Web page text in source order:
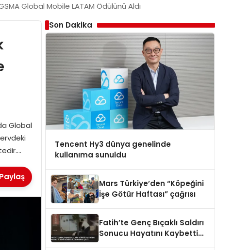
Global Mobile LATAM Ödülünü Aldı
Global
Paylaş
Son Dakika
Tencent Hy3 dünya genelinde
kullanıma sunuldu
Mars Türkiye’den “Köpeğini
İşe Götür Haftası” çağrısı
Fatih’te Genç Bıçaklı Saldırı
Sonucu Hayatını Kaybetti